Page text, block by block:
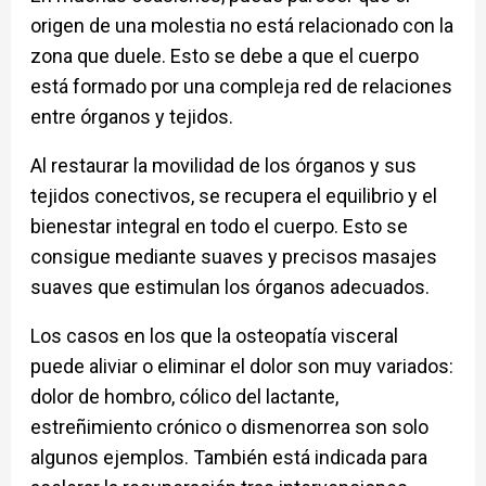
origen de una molestia no está relacionado con la
zona que duele. Esto se debe a que el cuerpo
está formado por una compleja red de relaciones
entre órganos y tejidos.
Al restaurar la movilidad de los órganos y sus
tejidos conectivos, se recupera el equilibrio y el
bienestar integral en todo el cuerpo. Esto se
consigue mediante suaves y precisos masajes
suaves que estimulan los órganos adecuados.
Los casos en los que la osteopatía visceral
puede aliviar o eliminar el dolor son muy variados:
dolor de hombro, cólico del lactante,
estreñimiento crónico o dismenorrea son solo
algunos ejemplos. También está indicada para